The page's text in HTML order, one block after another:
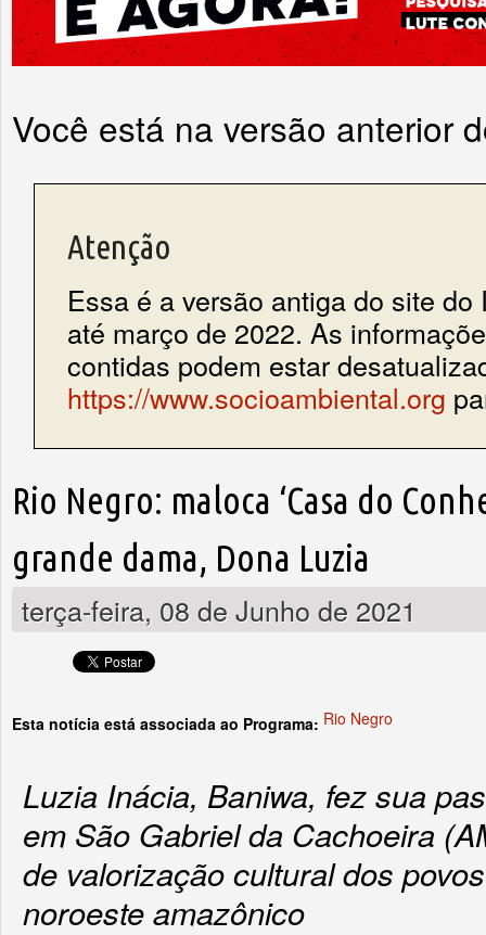
Você está na versão anterior
Atenção
Essa é a versão antiga do site do
até março de 2022. As
contidas podem estar
https://www.socioambiental.org
Rio Negro: maloca ‘Casa do
grande dama, Dona Luzia
terça-feira, 08 de Junho de 2021
Esta notícia está associada ao Programa: Rio Negro
Luzia Inácia, Baniwa, fez sua
em São Gabriel da Cachoeira
de valorização cultural dos
noroeste amazônico